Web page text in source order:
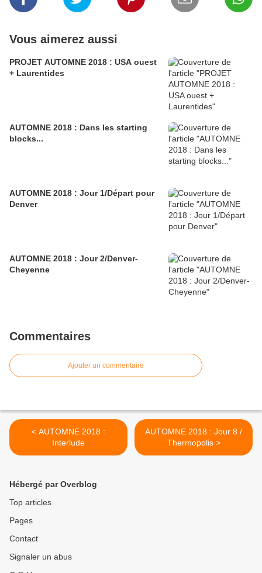
Vous aimerez aussi
PROJET AUTOMNE 2018 : USA ouest
+ Laurentides
AUTOMNE 2018 : Dans les starting
blocks...
AUTOMNE 2018 : Jour 1/Départ pour
Denver
AUTOMNE 2018 : Jour 2/Denver-
Cheyenne
Commentaires
Ajouter un commentaire
< AUTOMNE 2018 :
Interlude
AUTOMNE 2018 : Jour 8 /
Thermopolis >
Hébergé par Overblog
Top articles
Pages
Contact
Signaler un abus